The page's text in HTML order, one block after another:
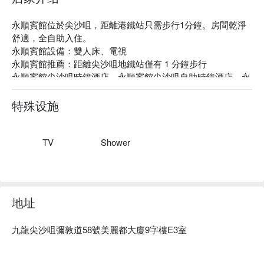
永順賓館位於尖沙咀，距離港鐵站只需步行1分鐘。房間乾淨
舒適，全自助入住。
永順賓館設備：雙人床、電視
永順賓館推薦：距離尖沙咀地鐵站僅有 1 分鐘步行
永順賓館尖沙咀時鐘酒店、永順賓館尖沙咀自助時鐘酒店、永
順賓館優惠資訊立刻查看⬇︎
特殊设施
TV Shower
地址
九龍尖沙咀彌敦道58號美麗都大廈9字樓E3室